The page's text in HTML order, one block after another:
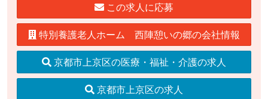
この求人に応募
特別養護老人ホーム 西陣憩いの郷の会社情報
京都市上京区の医療・福祉・介護の求人
京都市上京区の求人